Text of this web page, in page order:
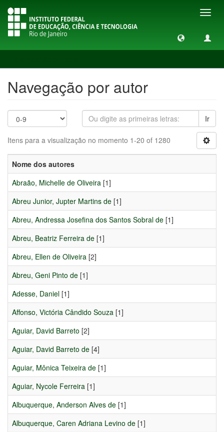
Navegação por autor
Ir
Itens para a visualização no momento 1-20 of 1280
Nome dos autores
Abraão, Michelle de Oliveira [1]
Abreu Junior, Jupter Martins de [1]
Abreu, Andressa Josefina dos Santos Sobral de [1]
Abreu, Beatriz Ferreira de [1]
Abreu, Ellen de Oliveira [2]
Abreu, Geni Pinto de [1]
Adesse, Daniel [1]
Affonso, Victória Cândido Souza [1]
Aguiar, David Barreto [2]
Aguiar, David Barreto de [4]
Aguiar, Mônica Teixeira de [1]
Aguiar, Nycole Ferreira [1]
Albuquerque, Anderson Alves de [1]
Albuquerque, Caren Adriana Levino de [1]